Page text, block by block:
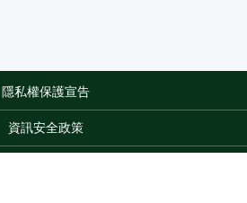
隱私權保護宣告
資訊安全政策